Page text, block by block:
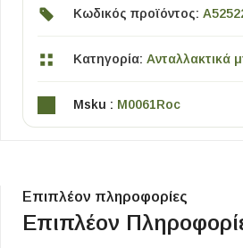
Κωδικός προϊόντος:
Κατηγορία: Ανταλλακτικά
Msku : M0061Roc
Επιπλέον πληροφορίες
Επιπλέον